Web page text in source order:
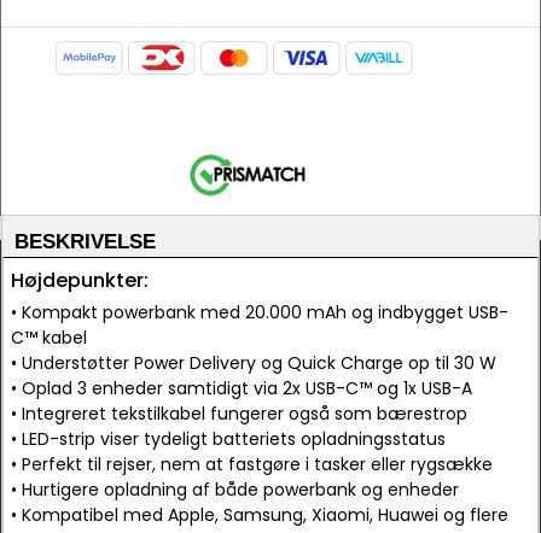
BESKRIVELSE
Højdepunkter:
• Kompakt powerbank med 20.000 mAh og indbygget USB-
C™ kabel
• Understøtter Power Delivery og Quick Charge op til 30 W
• Oplad 3 enheder samtidigt via 2x USB-C™ og 1x USB-A
• Integreret tekstilkabel fungerer også som bærestrop
• LED-strip viser tydeligt batteriets opladningsstatus
• Perfekt til rejser, nem at fastgøre i tasker eller rygsække
• Hurtigere opladning af både powerbank og enheder
• Kompatibel med Apple, Samsung, Xiaomi, Huawei og flere